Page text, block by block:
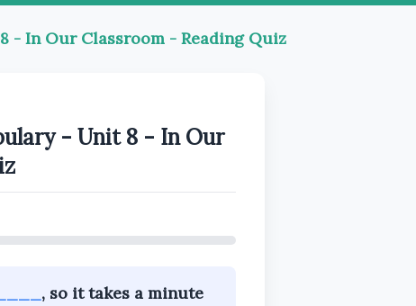
- In Our Classroom - Reading Quiz
- Unit 8 - In Our
, so it takes a minute